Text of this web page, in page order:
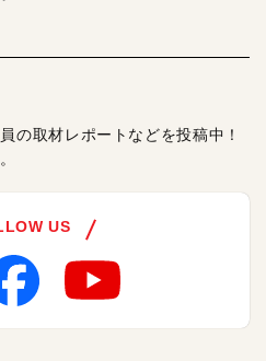
の取材レポートなどを投稿中！
US